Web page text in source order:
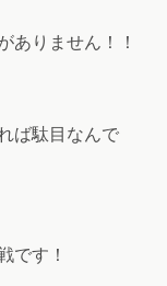
ありません！！
ば駄目なんで
です！